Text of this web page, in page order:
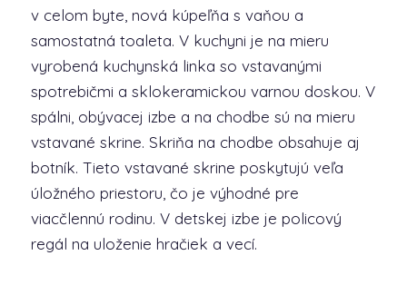
v celom byte, nová kúpeľňa s vaňou a
samostatná toaleta. V kuchyni je na mieru
vyrobená kuchynská linka so vstavanými
spotrebičmi a sklokeramickou varnou doskou. V
spálni, obývacej izbe a na chodbe sú na mieru
vstavané skrine. Skriňa na chodbe obsahuje aj
botník. Tieto vstavané skrine poskytujú veľa
úložného priestoru, čo je výhodné pre
viacčlennú rodinu. V detskej izbe je policový
regál na uloženie hračiek a vecí.